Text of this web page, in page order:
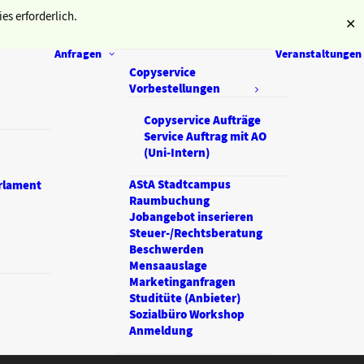
erforderlich. ✕
Anfragen
Copyservice
Vorbestellungen
Copyservice Aufträge
Service Auftrag mit AO
(Uni-Intern)
AStA Stadtcampus
Raumbuchung
Jobangebot inserieren
Steuer-/Rechtsberatung
Beschwerden
Mensaauslage
Marketinganfragen
Studitüte (Anbieter)
Sozialbüro Workshop
Anmeldung
Veranstaltungen